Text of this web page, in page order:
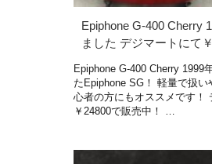
Epiphone G-400 Cherry
ました デジマートにて
Epiphone G-400 Cherry 1999
たEpiphone SG！ 軽量で扱い
心者の方にもオススメです！
￥24800で販売中！ …